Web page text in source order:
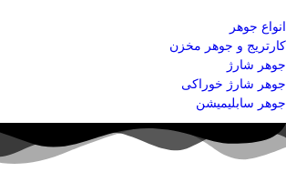
انواع جوهر
کارتریج و جوهر مخزن
جوهر شارژ
جوهر شارژ خوراکی
جوهر سابلیمیشن